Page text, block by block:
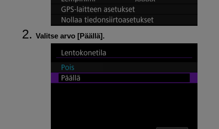
Valitse arvo [Päällä].